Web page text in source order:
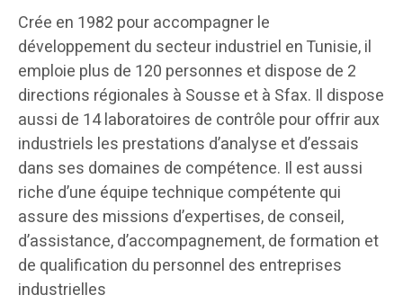
Crée en 1982 pour accompagner le
développement du secteur industriel en Tunisie, il
emploie plus de 120 personnes et dispose de 2
directions régionales à Sousse et à Sfax. Il dispose
aussi de 14 laboratoires de contrôle pour offrir aux
industriels les prestations d’analyse et d’essais
dans ses domaines de compétence. Il est aussi
riche d’une équipe technique compétente qui
assure des missions d’expertises, de conseil,
d’assistance, d’accompagnement, de formation et
de qualification du personnel des entreprises
industrielles